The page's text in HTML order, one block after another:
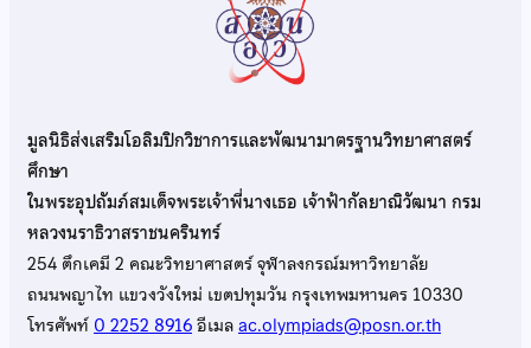
มูลนิธิส่งเสริมโอลิมปิกวิชาการและพัฒนามาตรฐานวิทยาศาสตร์
ศึกษา
ในพระอุปถัมภ์สมเด็จพระเจ้าพี่นางเธอ เจ้าฟ้ากัลยาณิวัฒนา กรม
หลวงนราธิวาสราชนครินทร์
254 ตึกเคมี 2 คณะวิทยาศาสตร์ จุฬาลงกรณ์มหาวิทยาลัย
ถนนพญาไท แขวงวังใหม่ เขตปทุมวัน กรุงเทพมหานคร 10330
โทรศัพท์0 2252 8916อีเมลac.olympiads@posn.or.th